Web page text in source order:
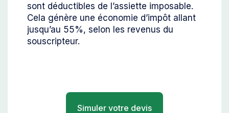
sont déductibles de l’assiette imposable.
Cela génère une économie d’impôt allant
jusqu’au 55%, selon les revenus du
souscripteur.
Simuler votre devis